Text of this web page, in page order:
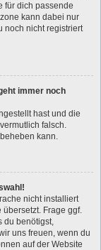
für dich passende
kann dabei nur
noch nicht registriert
immer noch
hast und die
falsch.
kann.
nicht installiert
Frage ggf.
du benötigst,
uns freuen, wenn du
auf der Website